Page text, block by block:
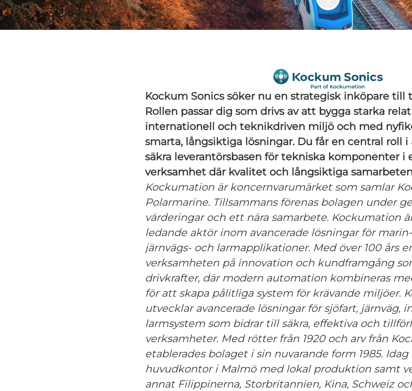
Kockum Sonics söker nu en strategisk inköpare till
Rollen passar dig som drivs av att bygga starka
internationell och teknikdriven miljö och med
smarta, långsiktiga lösningar. Du får en central roll
säkra leverantörsbasen för tekniska komponenter i
verksamhet där kvalitet och långsiktiga
Kockumation är koncernvarumärket som samlar
Polarmarine. Tillsammans förenas bolagen under
värderingar och ett nära samarbete. Kockumation
ledande aktörinom avancerade lösningar för
järnvägs- och larmapplikationer. Med över 100 års
verksamheten på innovation och kundframgång
drivkrafter, där modern automation kombineras
för att skapa pålitliga system för krävande miljöer.
utvecklar avancerade lösningar för sjöfart, järnväg,
larmsystem som bidrar till säkra, effektiva och
verksamheter. Med rötter från 1920 och arv från
etablerades bolaget i sin nuvarande form 1985. Idag
huvudkontor i Malmö med lokal produktion samt
annat Filippinerna, Storbritannien, Kina, Schweiz